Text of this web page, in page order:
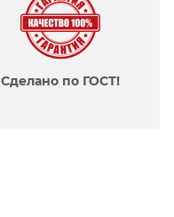
Сделано по ГОСТ!